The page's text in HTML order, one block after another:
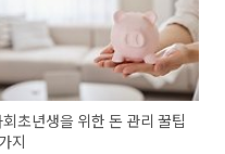
회초년생을 위한 돈 관리 꿀팁
지